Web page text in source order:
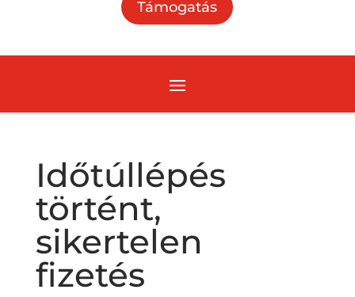
Támogatás
Időtúllépés
történt,
sikertelen
fizetés